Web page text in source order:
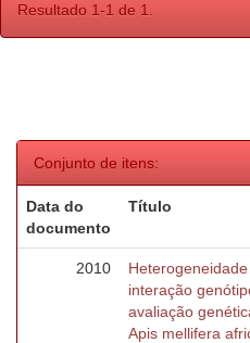
Resultado 1-1 de 1.
Conjunto de itens:
Data do
documento
Título
2010
interação
avaliação
Apis mellifera